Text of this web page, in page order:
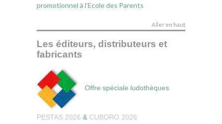
promotionnel à l’Ecole des Parents
Aller en haut
Les éditeurs, distributeurs et
fabricants
Offre spéciale ludothèques
PESTAS 2026 & CUBORO 2026